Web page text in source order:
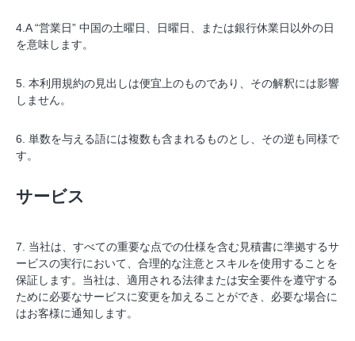
4.A “営業日” 中国の土曜日、日曜日、または銀行休業日以外の日
を意味します。
5. 本利用規約の見出しは便宜上のものであり、その解釈には影響
しません。
6. 単数を与える語には複数も含まれるものとし、その逆も同様で
す。
サービス
7. 当社は、すべての重要な点での仕様を含む見積書に準拠するサ
ービスの実行において、合理的な注意とスキルを使用することを
保証します。当社は、適用される法律または安全要件を遵守する
ために必要なサービスに変更を加えることができ、必要な場合に
はお客様に通知します。